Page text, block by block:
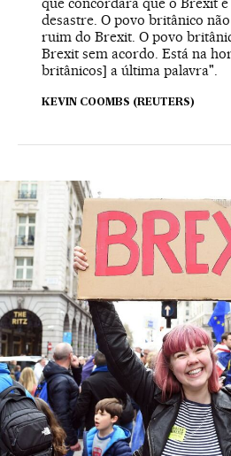
desastre. O povo britânico
ruim do Brexit. O povo
Brexit sem acordo. Está na
britânicos] a última palavra".
KEVIN COOMBS (REUTERS)